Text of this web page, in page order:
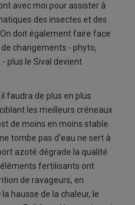
avec moi pour assister à
des insectes et des
doit également faire face
changements - phyto,
plus le Sival devient
faudra de plus en plus
les meilleurs créneaux
de moins en moins stable.
tombe pas d'eau ne sert à
azoté dégrade la qualité
éléments fertilisants ont
de ravageurs, en
hausse de la chaleur, le